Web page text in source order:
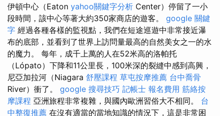
伊頓中心（Eaton yahoo關鍵字分析 Center）停留了一小
段時間，該中心等著大約350家商店的遊客。 google 關鍵
字 經過各種各樣的監視點，我們在短途巡遊中非常接近瀑
布的底部，並看到了世界上訪問量最高的自然美女之一的水
的魔力。 每年，成千上萬的人在52米高的洛帕托
（Lópato）下降和11公里長，100米深的裂縫中感到高興，
尼亞加拉河（Niagara 舒壓課程 草屯按摩推薦 台中喬骨
River）衝了。 google 搜尋技巧 記帳士 報名費用 筋絡按
摩課程 亞洲旅程非常複雜，與國內歐洲習俗大不相同。 台
中整復推薦 在沒有適當的當地知識的情況下，這是非常困